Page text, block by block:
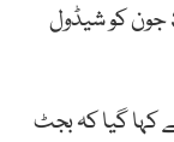
اہم ترین اجلاس ملتوی ہونا تھا، جو پہلے 3 جون کو شیڈول
کہا گیا کہ بجٹ